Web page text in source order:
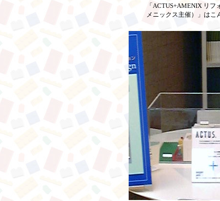
「ACTUS+AMENIX リ
メニックス主催）」はこ